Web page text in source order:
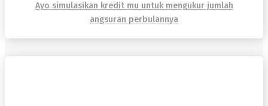
Ayo simulasikan kredit mu untuk mengukur jumlah
angsuran perbulannya